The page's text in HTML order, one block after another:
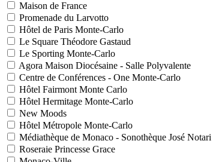
Maison de France
Promenade du Larvotto
Hôtel de Paris Monte-Carlo
Le Square Théodore Gastaud
Le Sporting Monte-Carlo
Agora Maison Diocésaine - Salle Polyvalente
Centre de Conférences - One Monte-Carlo
Hôtel Fairmont Monte Carlo
Hôtel Hermitage Monte-Carlo
New Moods
Hôtel Métropole Monte-Carlo
Médiathèque de Monaco - Sonothèque José Notari
Roseraie Princesse Grace